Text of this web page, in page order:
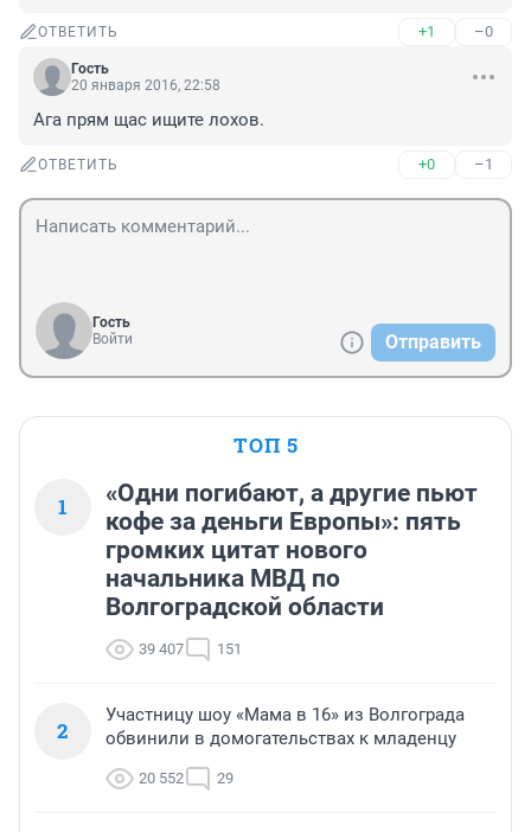
ОТВЕТИТЬ +1 –0
Гость
20 января 2016, 22:58
Ага прям щас ищите лохов.
ОТВЕТИТЬ +0 –1
Гость
Войти
Отправить
ТОП 5
1
«Одни погибают, а другие пьют
кофе за деньги Европы»: пять
громких цитат нового
начальника МВД по
Волгоградской области
39 407 151
2
Участницу шоу «Мама в 16» из Волгограда
обвинили в домогательствах к младенцу
20 552 29